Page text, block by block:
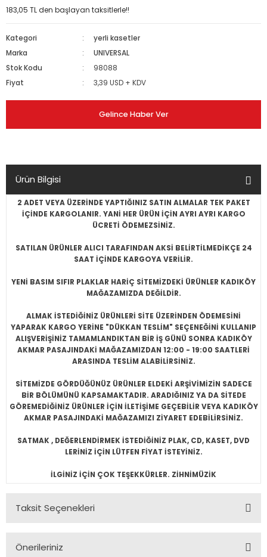
183,05 TL den başlayan taksitlerle!!
Kategori
yerli kasetler
Marka
UNIVERSAL
Stok Kodu
98088
Fiyat
3,39 USD + KDV
Gelince Haber Ver
Ürün Bilgisi
2 ADET VEYA ÜZERİNDE YAPTIĞINIZ SATIN ALMALAR TEK PAKET
İÇİNDE KARGOLANIR. YANİ HER ÜRÜN İÇİN AYRI AYRI KARGO
ÜCRETİ ÖDEMEZSİNİZ.
SATILAN ÜRÜNLER ALICI TARAFINDAN AKSİ BELİRTİLMEDİKÇE 24
SAAT İÇİNDE KARGOYA VERİLİR.
YENİ BASIM SIFIR PLAKLAR HARİÇ SİTEMİZDEKİ ÜRÜNLER KADIKÖY
MAĞAZAMIZDA DEĞİLDİR.
ALMAK İSTEDİĞİNİZ ÜRÜNLERİ SİTE ÜZERİNDEN ÖDEMESİNİ
YAPARAK KARGO YERİNE "DÜKKAN TESLİM" SEÇENEĞİNİ KULLANIP
ALIŞVERİŞİNİZ TAMAMLANDIKTAN BİR İŞ GÜNÜ SONRA KADIKÖY
AKMAR PASAJINDAKİ MAĞAZAMIZDAN 12:00 - 19:00 SAATLERİ
ARASINDA TESLİM ALABİLİRSİNİZ.
SİTEMİZDE GÖRDÜĞÜNÜZ ÜRÜNLER ELDEKİ ARŞİVİMİZİN SADECE
BİR BÖLÜMÜNÜ KAPSAMAKTADIR. ARADIĞINIZ YA DA SİTEDE
GÖREMEDİĞİNİZ ÜRÜNLER İÇİN İLETİŞİME GEÇEBİLİR VEYA KADIKÖY
AKMAR PASAJINDAKİ MAĞAZAMIZI ZİYARET EDEBİLİRSİNİZ.
SATMAK , DEĞERLENDİRMEK İSTEDİĞİNİZ PLAK, CD, KASET, DVD
LERİNİZ İÇİN LÜTFEN FİYAT İSTEYİNİZ.
İLGİNİZ İÇİN ÇOK TEŞEKKÜRLER. ZİHNİMÜZİK
Taksit Seçenekleri
Önerileriniz